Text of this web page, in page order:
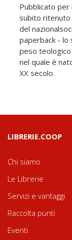
Pubblicato per
subito ritenuto
del
paperback - lo
peso
nel quale è
XX secolo.
LIBRERIE.COOP
Chi siamo
Le Librerie
Servizi e vantaggi
Raccolta punti
Eventi